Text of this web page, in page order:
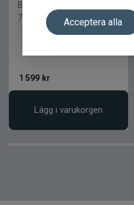
Acceptera alla
Bite of Bleak Yoru Solid Tip
7´L 2-10gr Haspel 2 d
1 599 kr
Lägg i varukorgen